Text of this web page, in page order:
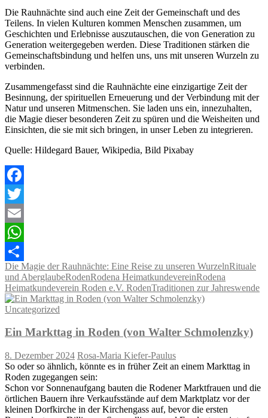
Die Rauhnächte sind auch eine Zeit der Gemeinschaft und des
Teilens. In vielen Kulturen kommen Menschen zusammen, um
Geschichten und Erlebnisse auszutauschen, die von Generation zu
Generation weitergegeben werden. Diese Traditionen stärken die
Gemeinschaftsbindung und helfen uns, uns mit unseren Wurzeln zu
verbinden.
Zusammengefasst sind die Rauhnächte eine einzigartige Zeit der
Besinnung, der spirituellen Erneuerung und der Verbindung mit der
Natur und unseren Mitmenschen. Sie laden uns ein, innezuhalten,
die Magie dieser besonderen Zeit zu spüren und die Weisheiten und
Einsichten, die sie mit sich bringen, in unser Leben zu integrieren.
Quelle: Hildegard Bauer, Wikipedia, Bild Pixabay
Facebook
Twitter
Email
WhatsApp
Teilen
Die Magie der Rauhnächte: Eine Reise zu unseren WurzelnRituale
und AberglaubeRodenRodena HeimatkundevereinRodena
Heimatkundeverein Roden e.V. RodenTraditionen zur Jahreswende
Uncategorized
Ein Markttag in Roden (von Walter Schmolenzky)
8. Dezember 2024 Rosa-Maria Kiefer-Paulus
So oder so ähnlich, könnte es in früher Zeit an einem Markttag in
Roden zugegangen sein:
Schon vor Sonnenaufgang bauten die Rodener Marktfrauen und die
örtlichen Bauern ihre Verkaufsstände auf dem Marktplatz vor der
kleinen Dorfkirche in der Kirchengass auf, bevor die ersten